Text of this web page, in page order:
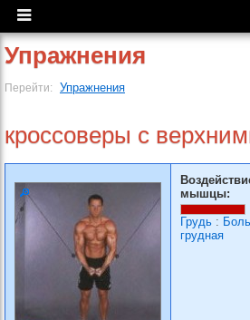
Упражнения
Перейти: Упражнения
кроссоверы с
мышцы:
Грудь :
грудная